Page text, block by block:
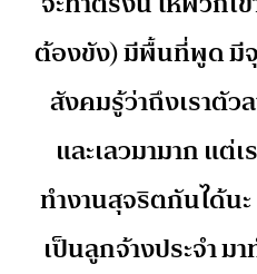
ต้องขัง) มีพื้นที่พูด มี
สังคมรู้ว่าถึงเราตัว
และเลวมามาก แต่
ทำงานสุจริตกันได้นะ
เป็นลูกจ้างประจํา ม